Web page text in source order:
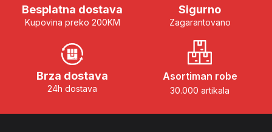
Besplatna dostava
Kupovina preko 200KM
Sigurno
Zagarantovano
Brza dostava
24h dostava
Asortiman robe
30.000 artikala